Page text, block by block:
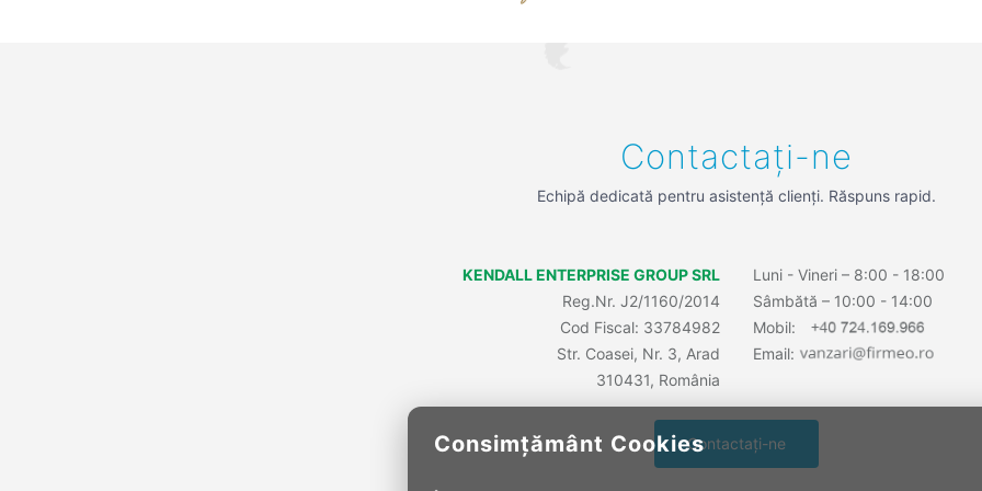
Consimțământ Cookies
Contactați-ne
Echipă dedicată pentru asistență clienți. Răspuns rapid.
KENDALL ENTERPRISE GROUP SRL
Reg.Nr. J2/1160/2014
Cod Fiscal: 33784982
Str. Coasei, Nr. 3, Arad
310431, România
Luni - Vineri – 8:00 - 18:00
Sâmbătă – 10:00 - 14:00
Mobil:
Email:
Contactați-ne